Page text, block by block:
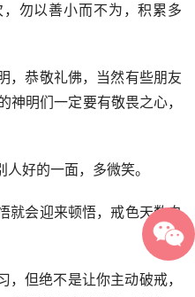
勿以善小而不为，积累多
，恭敬礼佛，当然有些朋友
神明们一定要有敬畏之心，
好的一面，多微笑。
就会迎来顿悟，戒色天数自
但绝不是让你主动破戒，